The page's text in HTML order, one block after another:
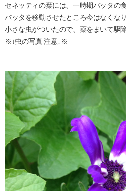
セネッティの葉には、一時期バッタの
バッタを移動させたところ今はなくな
小さな虫がついたので、薬をまいて駆
※↓虫の写真 注意↓※